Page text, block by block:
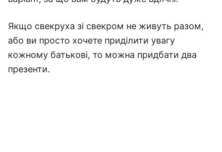
Якщо свекруха зі свекром не живуть разом,
або ви просто хочете приділити увагу
кожному батькові, то можна придбати два
презенти.